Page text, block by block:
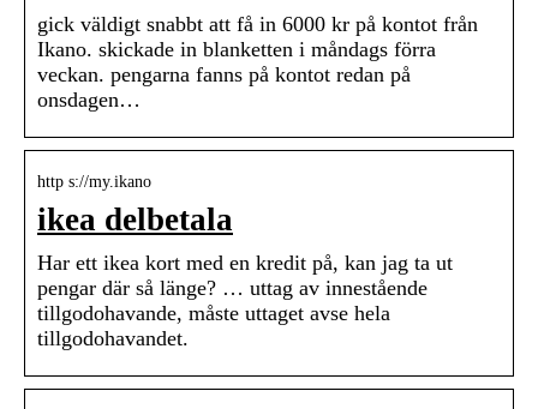
gick väldigt snabbt att få in 6000 kr på kontot från
Ikano. skickade in blanketten i måndags förra
veckan. pengarna fanns på kontot redan på
onsdagen…
http s://my.ikano
ikea delbetala
Har ett ikea kort med en kredit på, kan jag ta ut
pengar där så länge? … uttag av innestående
tillgodohavande, måste uttaget avse hela
tillgodohavandet.